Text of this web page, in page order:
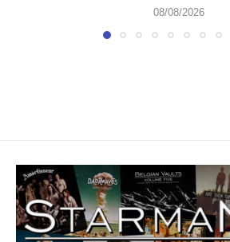
08/08/2026